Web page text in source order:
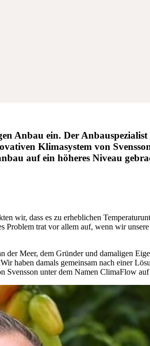
Anbau ein. Der
Klimasystem von
auf ein höheres Niveau
wir, dass es zu erheblichen
trat vor allem auf, wenn wir
Meer, dem Gründer und damaligen
haben damals gemeinsam nach einer
Svensson unter dem Namen ClimaFlow